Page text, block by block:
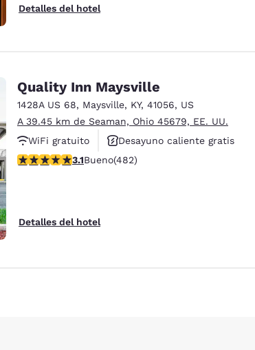
Detalles del hotel
Quality Inn Maysville
1428A US 68, Maysville, KY, 41056, US
A 39.45 km de Seaman, Ohio 45679, EE. UU.
WiFi gratuito
Desayuno caliente gratis
Centro de negocios
calificación de 3.11 estrellas. Bueno. 482 reseñas
3.1Bueno(482)
Detalles del hotel